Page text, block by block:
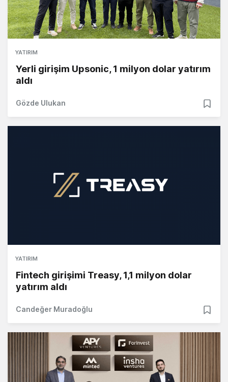
YATIRIM
Yerli girişim Upsonic, 1 milyon dolar yatırım
aldı
Gözde Ulukan
YATIRIM
Fintech girişimi Treasy, 1,1 milyon dolar
yatırım aldı
Candeğer Muradoğlu